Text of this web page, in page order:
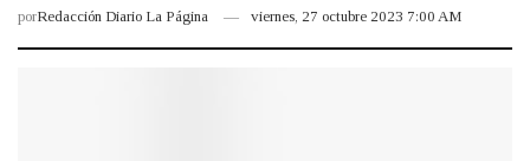
porRedacción Diario La Página viernes, 27 octubre 2023 7:00 AM